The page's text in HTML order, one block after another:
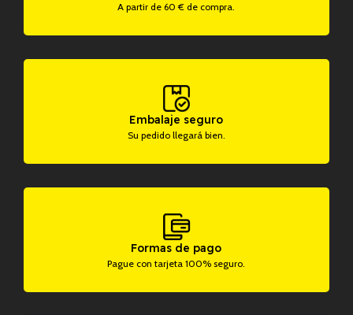
A partir de 60 € de compra.
Embalaje seguro
Su pedido llegará bien.
Formas de pago
Pague con tarjeta 100% seguro.